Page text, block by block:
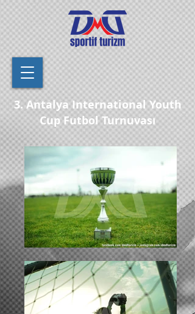
3. Antalya International Youth
Cup Futbol Turnuvası